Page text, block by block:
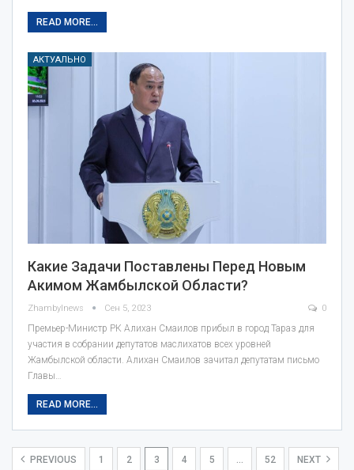
READ MORE...
АКТУАЛЬНО
Какие Задачи Поставлены Перед Новым
Акимом Жамбылской Области?
Zhambylnews Сен 5, 2023 0
Премьер-Министр РК Алихан Смаилов прибыл в город Тараз для
участия в собрании депутатов маслихатов всех уровней
Жамбылской области. Алихан Смаилов зачитал депутатам письмо
Главы…
READ MORE...
PREVIOUS 1 2 3 4 5 … 52 NEXT